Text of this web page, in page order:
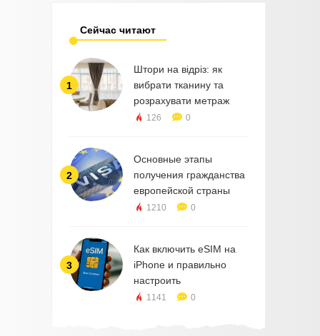
Сейчас читают
1
Штори на відріз: як
вибрати тканину та
розрахувати метраж
126 0
2
Основные этапы
получения гражданства
европейской страны
1210 0
3
Как включить eSIM на
iPhone и правильно
настроить
1141 0